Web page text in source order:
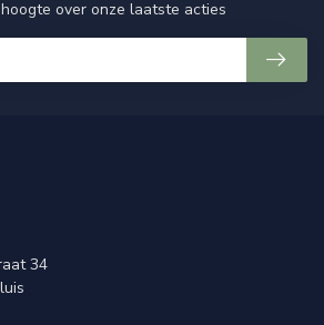
over onze laatste acties
34